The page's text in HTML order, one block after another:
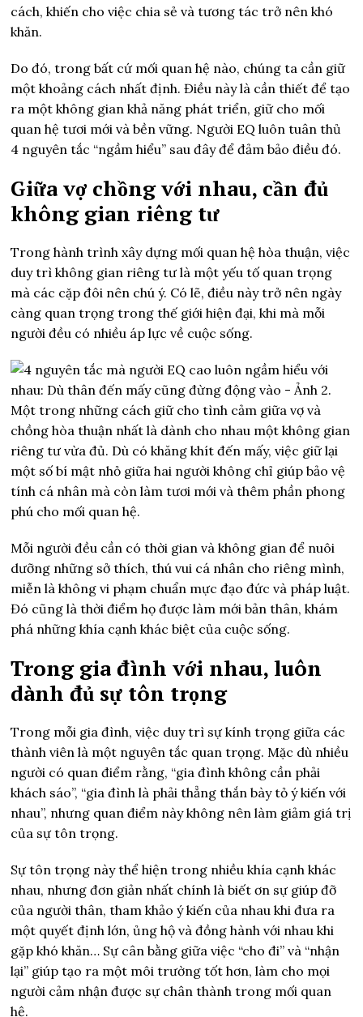
cách, khiến cho việc chia sẻ và tương tác trở nên khó
khăn.
Do đó, trong bất cứ mối quan hệ nào, chúng ta cần giữ
một khoảng cách nhất định. Điều này là cần thiết để tạo
ra một không gian khả năng phát triển, giữ cho mối
quan hệ tươi mới và bền vững. Người EQ luôn tuân thủ
4 nguyên tắc “ngầm hiểu” sau đây để đảm bảo điều đó.
Giữa vợ chồng với nhau, cần đủ
không gian riêng tư
Trong hành trình xây dựng mối quan hệ hòa thuận, việc
duy trì không gian riêng tư là một yếu tố quan trọng
mà các cặp đôi nên chú ý. Có lẽ, điều này trở nên ngày
càng quan trọng trong thế giới hiện đại, khi mà mỗi
người đều có nhiều áp lực về cuộc sống.
Một trong những cách giữ cho tình cảm giữa vợ và
chồng hòa thuận nhất là dành cho nhau một không gian
riêng tư vừa đủ. Dù có khăng khít đến mấy, việc giữ lại
một số bí mật nhỏ giữa hai người không chỉ giúp bảo vệ
tính cá nhân mà còn làm tươi mới và thêm phần phong
phú cho mối quan hệ.
Mỗi người đều cần có thời gian và không gian để nuôi
dưỡng những sở thích, thú vui cá nhân cho riêng mình,
miễn là không vi phạm chuẩn mực đạo đức và pháp luật.
Đó cũng là thời điểm họ được làm mới bản thân, khám
phá những khía cạnh khác biệt của cuộc sống.
Trong gia đình với nhau, luôn
dành đủ sự tôn trọng
Trong mỗi gia đình, việc duy trì sự kính trọng giữa các
thành viên là một nguyên tắc quan trọng. Mặc dù nhiều
người có quan điểm rằng, “gia đình không cần phải
khách sáo”, “gia đình là phải thẳng thắn bày tỏ ý kiến với
nhau”, nhưng quan điểm này không nên làm giảm giá trị
của sự tôn trọng.
Sự tôn trọng này thể hiện trong nhiều khía cạnh khác
nhau, nhưng đơn giản nhất chính là biết ơn sự giúp đỡ
của người thân, tham khảo ý kiến của nhau khi đưa ra
một quyết định lớn, ủng hộ và đồng hành với nhau khi
gặp khó khăn… Sự cân bằng giữa việc “cho đi” và “nhận
lại” giúp tạo ra một môi trường tốt hơn, làm cho mọi
người cảm nhận được sự chân thành trong mối quan
hệ.